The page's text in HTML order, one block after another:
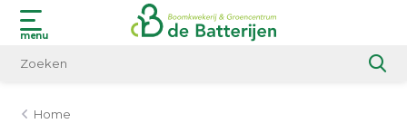
menu
Home